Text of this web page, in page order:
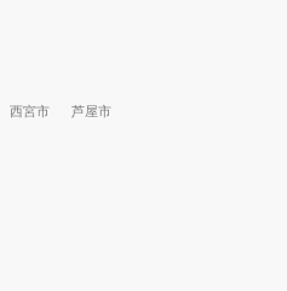
西宮市 芦屋市